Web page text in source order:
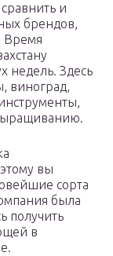
и
брендов,
Время
недель. Здесь
виноград,
вы
сорта
была
получить
в